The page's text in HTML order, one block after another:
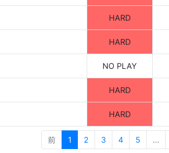
HARD
HARD
NO PLAY
HARD
HARD
前 1 2 3 4 5 …